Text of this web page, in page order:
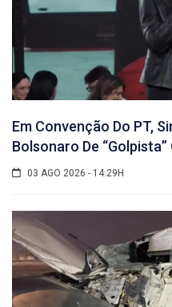
Em Convenção Do PT,
Bolsonaro De “golpista”
03 AGO 2026 - 14:29H